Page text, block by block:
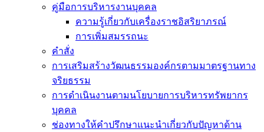
คู่มือการบริหารงานบุคคล
ความรู้เกี่ยวกับเครื่องราชอิสริยาภรณ์
การเพิ่มสมรรถนะ
คำสั่ง
การเสริมสร้างวัฒนธรรมองค์กรตามมาตรฐานทาง
จริยธรรม
การดำเนินงานตามนโยบายการบริหารทรัพยากร
บุคคล
ช่องทางให้คำปรึกษาแนะนำเกี่ยวกับปัญหาด้าน